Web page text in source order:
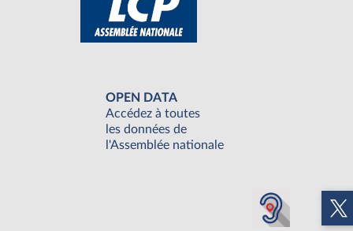
OPEN DATA
Accédez à toutes
les données de
l'Assemblée nationale